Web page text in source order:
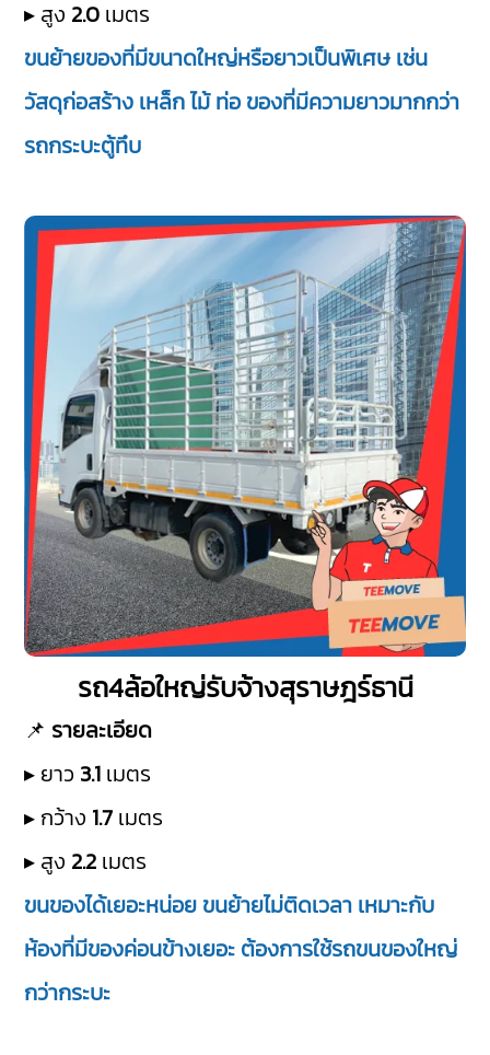
▸ สูง 2.0 เมตร
ขนย้ายของที่มีขนาดใหญ่หรือยาวเป็นพิเศษ เช่น
วัสดุก่อสร้าง เหล็ก ไม้ ท่อ ของที่มีความยาวมากกว่า
รถกระบะตู้ทึบ
รถ4ล้อใหญ่รับจ้างสุราษฎร์ธานี
📌 รายละเอียด
▸ ยาว 3.1 เมตร
▸ กว้าง 1.7 เมตร
▸ สูง 2.2 เมตร
ขนของได้เยอะหน่อย ขนย้ายไม่ติดเวลา เหมาะกับ
ห้องที่มีของค่อนข้างเยอะ ต้องการใช้รถขนของใหญ่
กว่ากระบะ